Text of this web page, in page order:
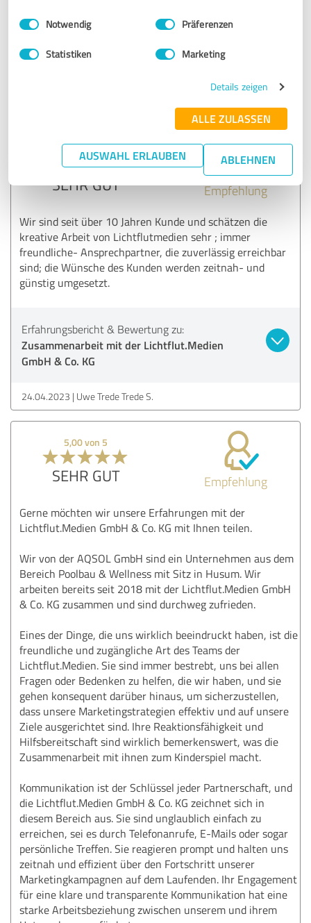
Impressum Datenschutzbestimmungen
Einwilligungsauswahl
Notwendig Präferenzen
Statistiken Marketing
Details zeigen
ALLE ZULASSEN
AUSWAHL ERLAUBEN ABLEHNEN
Zusammenarbeit mit der Lichtflut.Medien
5,00 von 5
SEHR GUT Empfehlung
Wir sind seit über 10 Jahren Kunde und schätzen die
kreative Arbeit von Lichtflutmedien sehr ; immer
freundliche- Ansprechpartner, die zuverlässig erreichbar
sind; die Wünsche des Kunden werden zeitnah- und
günstig umgesetzt.
Erfahrungsbericht & Bewertung zu:
Zusammenarbeit mit der Lichtflut.Medien
GmbH & Co. KG
24.04.2023 Uwe Trede Trede S.
5,00 von 5
SEHR GUT Empfehlung
Gerne möchten wir unsere Erfahrungen mit der
Lichtflut.Medien GmbH & Co. KG mit Ihnen teilen.
Wir von der AQSOL GmbH sind ein Unternehmen aus dem
Bereich Poolbau & Wellness mit Sitz in Husum. Wir
arbeiten bereits seit 2018 mit der Lichtflut.Medien GmbH
& Co. KG zusammen und sind durchweg zufrieden.
Eines der Dinge, die uns wirklich beeindruckt haben, ist die
freundliche und zugängliche Art des Teams der
Lichtflut.Medien. Sie sind immer bestrebt, uns bei allen
Fragen oder Bedenken zu helfen, die wir haben, und sie
gehen konsequent darüber hinaus, um sicherzustellen,
dass unsere Marketingstrategien effektiv und auf unsere
Ziele ausgerichtet sind. Ihre Reaktionsfähigkeit und
Hilfsbereitschaft sind wirklich bemerkenswert, was die
Zusammenarbeit mit ihnen zum Kinderspiel macht.
Kommunikation ist der Schlüssel jeder Partnerschaft, und
die Lichtflut.Medien GmbH & Co. KG zeichnet sich in
diesem Bereich aus. Sie sind unglaublich einfach zu
erreichen, sei es durch Telefonanrufe, E-Mails oder sogar
persönliche Treffen. Sie reagieren prompt und halten uns
zeitnah und effizient über den Fortschritt unserer
Marketingkampagnen auf dem Laufenden. Ihr Engagement
für eine klare und transparente Kommunikation hat eine
starke Arbeitsbeziehung zwischen unserem und ihrem